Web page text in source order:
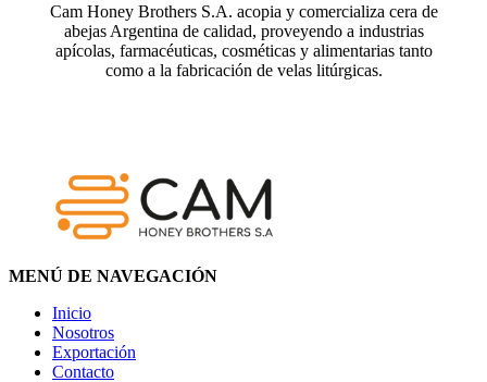
Cam Honey Brothers S.A. acopia y comercializa cera de
abejas Argentina de calidad, proveyendo a industrias
apícolas, farmacéuticas, cosméticas y alimentarias tanto
como a la fabricación de velas litúrgicas.
MENÚ DE NAVEGACIÓN
Inicio
Nosotros
Exportación
Contacto